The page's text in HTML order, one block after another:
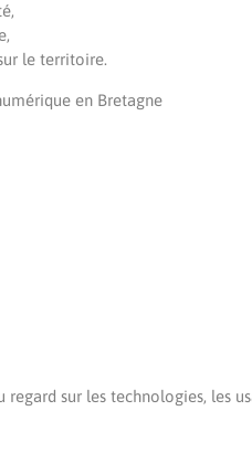
le territoire.
en Bretagne
sur les technologies, les